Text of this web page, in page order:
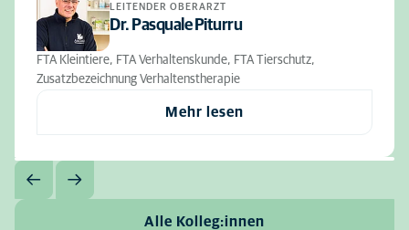
LEITENDER OBERARZT
Dr. Pasquale Piturru
FTA Kleintiere, FTA Verhaltenskunde, FTA Tierschutz,
Zusatzbezeichnung Verhaltenstherapie
Mehr lesen
Alle Kolleg:innen